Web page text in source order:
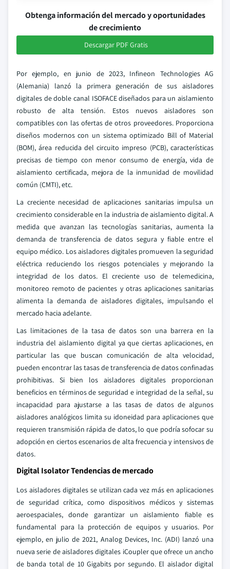
Obtenga información del mercado y oportunidades
de crecimiento
Descargar PDF Gratis
Por ejemplo, en junio de 2023, Infineon Technologies AG
(Alemania) lanzó la primera generación de sus aisladores
digitales de doble canal ISOFACE diseñados para un aislamiento
robusto de alta tensión. Estos nuevos aisladores son
compatibles con las ofertas de otros proveedores. Proporciona
diseños modernos con un sistema optimizado Bill of Material
(BOM), área reducida del circuito impreso (PCB), características
precisas de tiempo con menor consumo de energía, vida de
aislamiento certificada, mejora de la inmunidad de movilidad
común (CMTI), etc.
La creciente necesidad de aplicaciones sanitarias impulsa un
crecimiento considerable en la industria de aislamiento digital. A
medida que avanzan las tecnologías sanitarias, aumenta la
demanda de transferencia de datos segura y fiable entre el
equipo médico. Los aisladores digitales promueven la seguridad
eléctrica reduciendo los riesgos potenciales y mejorando la
integridad de los datos. El creciente uso de telemedicina,
monitoreo remoto de pacientes y otras aplicaciones sanitarias
alimenta la demanda de aisladores digitales, impulsando el
mercado hacia adelante.
Las limitaciones de la tasa de datos son una barrera en la
industria del aislamiento digital ya que ciertas aplicaciones, en
particular las que buscan comunicación de alta velocidad,
pueden encontrar las tasas de transferencia de datos confinadas
prohibitivas. Si bien los aisladores digitales proporcionan
beneficios en términos de seguridad e integridad de la señal, su
incapacidad para ajustarse a las tasas de datos de algunos
aisladores analógicos limita su idoneidad para aplicaciones que
requieren transmisión rápida de datos, lo que podría sofocar su
adopción en ciertos escenarios de alta frecuencia y intensivos de
datos.
Digital Isolator Tendencias de mercado
Los aisladores digitales se utilizan cada vez más en aplicaciones
de seguridad crítica, como dispositivos médicos y sistemas
aeroespaciales, donde garantizar un aislamiento fiable es
fundamental para la protección de equipos y usuarios. Por
ejemplo, en julio de 2021, Analog Devices, Inc. (ADI) lanzó una
nueva serie de aisladores digitales iCoupler que ofrece un ancho
de banda total de 10 Gigabits por segundo. El aislador digital